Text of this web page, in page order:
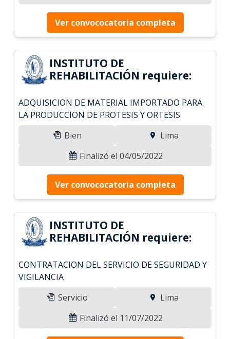
Ver convococatoria completa
INSTITUTO DE
REHABILITACIÓN requiere:
ADQUISICION DE MATERIAL IMPORTADO PARA
LA PRODUCCION DE PROTESIS Y ORTESIS
Bien
Lima
Finalizó el 04/05/2022
Ver convococatoria completa
INSTITUTO DE
REHABILITACIÓN requiere:
CONTRATACION DEL SERVICIO DE SEGURIDAD Y
VIGILANCIA
Servicio
Lima
Finalizó el 11/07/2022